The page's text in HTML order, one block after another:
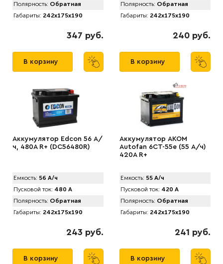
Полярность: Обратная
Габариты: 242x175x190
347 руб.
В корзину
Полярность: Обратная
Габариты: 242x175x190
240 руб.
В корзину
Аккумулятор Edcon 56 А/
ч, 480A R+ (DC56480R)
Емкость: 56 А/ч
Пусковой ток: 480 А
Полярность: Обратная
Габариты: 242x175x190
243 руб.
В корзину
Аккумулятор AKOM
Autofan 6CT-55e (55 А/ч)
420А R+
Емкость: 55 А/ч
Пусковой ток: 420 А
Полярность: Обратная
Габариты: 242x175x190
241 руб.
В корзину